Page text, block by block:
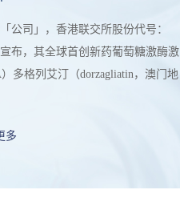
公司」，香港联交所股份代号：
布，其全球首创新药葡萄糖激酶激
多格列艾汀（dorzagliatin，澳门地
2型糖尿病。多格列艾汀是首个在中
在中国内地、中国香港及中国澳门
多